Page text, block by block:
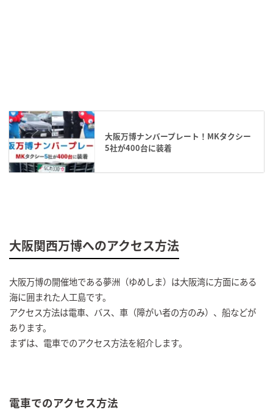
大阪万博ナンバープレート！MKタクシー
5社が400台に装着
大阪関西万博へのアクセス方法
大阪万博の開催地である夢洲（ゆめしま）は大阪湾に方面にある
海に囲まれた人工島です。
アクセス方法は電車、バス、車（障がい者の方のみ）、船などが
あります。
まずは、電車でのアクセス方法を紹介します。
電車でのアクセス方法